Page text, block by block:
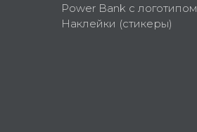
Power Bank с логотипом
Наклейки (стикеры)